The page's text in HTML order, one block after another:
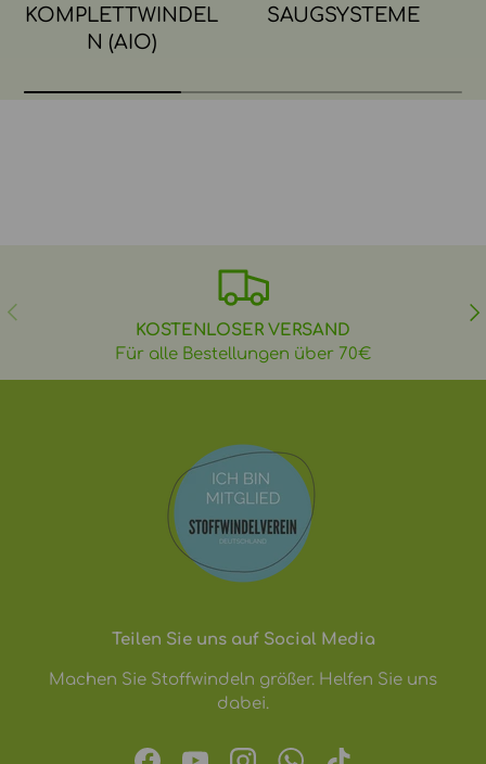
KOMPLETTWINDEL
N (AIO)
SAUGSYSTEME
VORHERIGE
KOSTENLOSER VERSAND
Für alle Bestellungen über 70€
Teilen Sie uns auf Social Media
Machen Sie Stoffwindeln größer. Helfen Sie uns
dabei.